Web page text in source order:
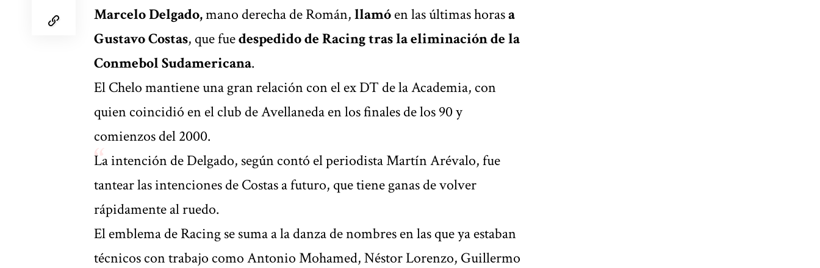
Marcelo Delgado,mano derecha de Román,llamóen las últimas horasa
Gustavo Costas, que fuedespedido de Racing tras la eliminación de la
Conmebol Sudamericana.
El Chelo mantiene una gran relación con el ex DT de la Academia, con
quien coincidió en el club de Avellaneda en los finales de los 90 y
comienzos del 2000.
La intención de Delgado, según contó el periodista Martín Arévalo, fue
tantear las intenciones de Costas a futuro, que tiene ganas de volver
rápidamente al ruedo.
El emblema de Racing se suma a la danza de nombres en las que ya estaban
técnicos con trabajo como Antonio Mohamed, Néstor Lorenzo, Guillermo